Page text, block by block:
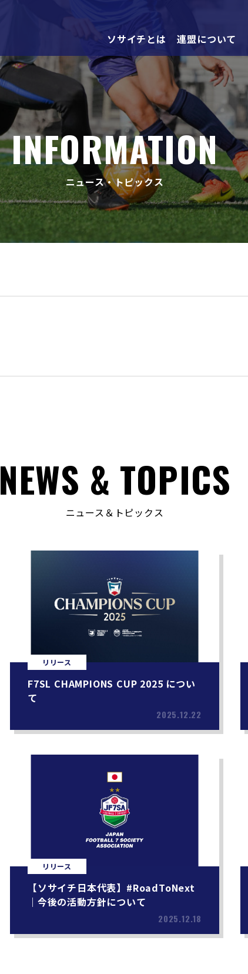
ソサイチとは 連盟について
INFORMATION
ニュース・トピックス
NEWS & TOPICS
ニュース＆トピックス
リリース
F7SL CHAMPIONS CUP 2025 につい
て
2025.12.22
リリース
【ソサイチ日本代表】#RoadToNext
｜今後の活動方針について
2025.12.18